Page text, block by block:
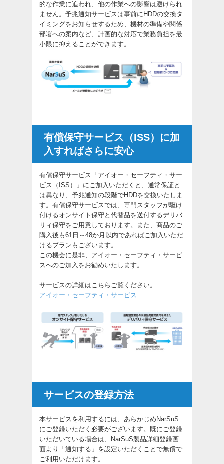
的な作業に追われ、他の作業への影響は避けられ
ません。予兆通知サービスは事前にHDDの交換タ
イミングをお知らせするため、機材の準備や関係
部署への案内など、計画的な対応で業務負担を最
小限に抑えることができます。
有償保守サービス（ISS）に加
入すればさらに安心
有償保守サービス「アイオー・セーフティ・サー
ビス（ISS）」にご加入いただくと、通常保証と
は異なり、予兆通知の段階でHDDを交換いたしま
す。有償保守サービスでは、専門スタッフが駆け
付けるオンサイト保守と代替品を送付するデリバ
リィ保守をご用意しております。また、商品のご
購入後も61日～48か月以内であればご加入いただ
けるプランもございます。
この機会に是非、アイオー・セーフティ・サービ
スへのご加入をお勧めいたします。
サービスの詳細はこちらご覧ください。
アイオー・セーフティ・サービス
サービスの登録方法
本サービスを利用するには、あらかじめNarSuS
にご登録いただく必要がございます。既にご登録
いただいている場合は、NarSuS製品詳細登録画
面より「通知する」を設定いただくことで無償で
ご利用いただけます。